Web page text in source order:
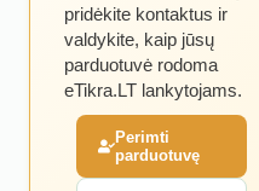
pridėkite kontaktus ir
valdykite, kaip jūsų
parduotuvė rodoma
eTikra.LT lankytojams.
Perimti
parduotuvę